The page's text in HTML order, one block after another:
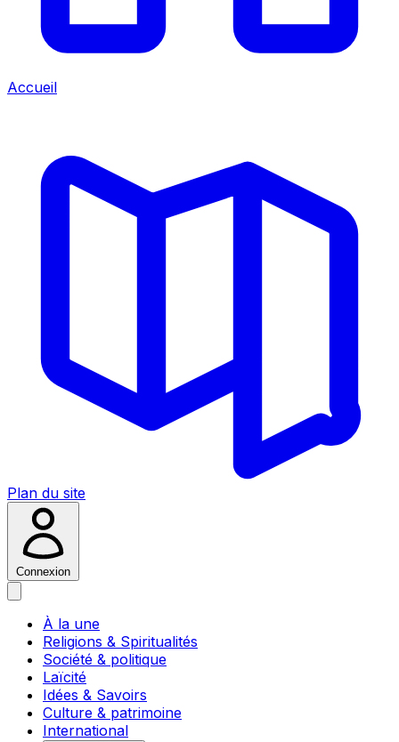
Accueil
Plan du site
Connexion
À la une
Religions & Spiritualités
Société & politique
Laïcité
Idées & Savoirs
Culture & patrimoine
International